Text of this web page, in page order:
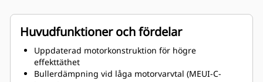
Huvudfunktioner och fördelar
Uppdaterad motorkonstruktion för högre
effekttäthet
Bullerdämpning vid låga motorvarvtal (MEUI-C-